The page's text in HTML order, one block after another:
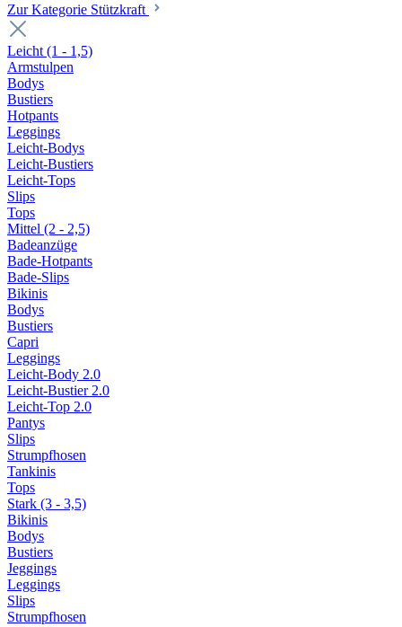
Zur Kategorie Stützkraft
Leicht (1 - 1,5)
Armstulpen
Bodys
Bustiers
Hotpants
Leggings
Leicht-Bodys
Leicht-Bustiers
Leicht-Tops
Slips
Tops
Mittel (2 - 2,5)
Badeanzüge
Bade-Hotpants
Bade-Slips
Bikinis
Bodys
Bustiers
Capri
Leggings
Leicht-Body 2.0
Leicht-Bustier 2.0
Leicht-Top 2.0
Pantys
Slips
Strumpfhosen
Tankinis
Tops
Stark (3 - 3,5)
Bikinis
Bodys
Bustiers
Jeggings
Leggings
Slips
Strumpfhosen